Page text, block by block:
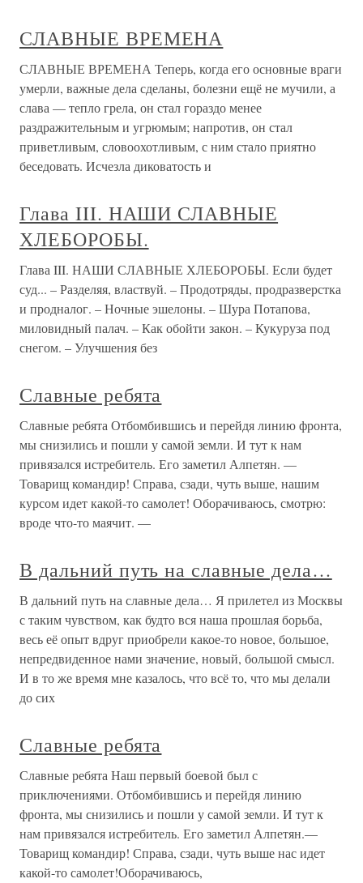
СЛАВНЫЕ ВРЕМЕНА
СЛАВНЫЕ ВРЕМЕНА Теперь, когда его основные враги
умерли, важные дела сделаны, болезни ещё не мучили, а
слава — тепло грела, он стал гораздо менее
раздражительным и угрюмым; напротив, он стал
приветливым, словоохотливым, с ним стало приятно
беседовать. Исчезла диковатость и
Глава III. НАШИ СЛАВНЫЕ
ХЛЕБОРОБЫ.
Глава III. НАШИ СЛАВНЫЕ ХЛЕБОРОБЫ. Если будет
суд... – Разделяя, властвуй. – Продотряды, продразверстка
и продналог. – Ночные эшелоны. – Шура Потапова,
миловидный палач. – Как обойти закон. – Кукуруза под
снегом. – Улучшения без
Славные ребята
Славные ребята Отбомбившись и перейдя линию фронта,
мы снизились и пошли у самой земли. И тут к нам
привязался истребитель. Его заметил Алпетян. —
Товарищ командир! Справа, сзади, чуть выше, нашим
курсом идет какой-то самолет! Оборачиваюсь, смотрю:
вроде что-то маячит. —
В дальний путь на славные дела…
В дальний путь на славные дела… Я прилетел из Москвы
с таким чувством, как будто вся наша прошлая борьба,
весь её опыт вдруг приобрели какое-то новое, большое,
непредвиденное нами значение, новый, большой смысл.
И в то же время мне казалось, что всё то, что мы делали
до сих
Славные ребята
Славные ребята Наш первый боевой был с
приключениями. Отбомбившись и перейдя линию
фронта, мы снизились и пошли у самой земли. И тут к
нам привязался истребитель. Его заметил Алпетян.—
Товарищ командир! Справа, сзади, чуть выше нас идет
какой-то самолет!Оборачиваюсь,